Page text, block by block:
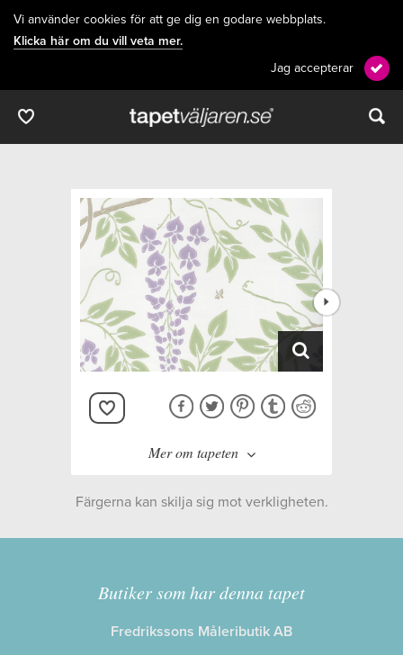
Vi använder cookies för att ge dig en godare webbplats.
Klicka här om du vill veta mer.
Jag accepterar
Mer om tapeten
Kollektion:
Archive Anthology
Information
Färgerna kan skilja sig mot verkligheten.
Butiker som har denna tapet
Fredrikssons Måleributik AB